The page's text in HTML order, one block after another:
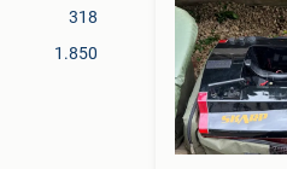
318
1.850